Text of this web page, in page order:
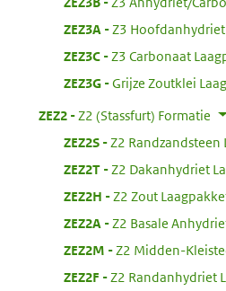
ZEZ3A
Z3
ZEZ3C:
Z3 Carbonaat
ZEZ3G:
Grijze Zoutklei
ZEZ2:
Z2 (Stassfurt) Formatie
ZEZ2S:
Z2 Randzandsteen
ZEZ2T:
Z2 Dakanhydriet
ZEZ2H
Z2 Zout
ZEZ2A
Z2 Basale
ZEZ2M
Z2 Midden-
ZEZ2F
Z2 Randanhydriet